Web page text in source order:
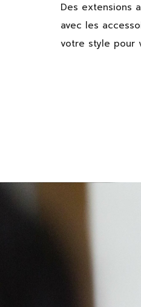
Des extensions
avec les
votre style pour